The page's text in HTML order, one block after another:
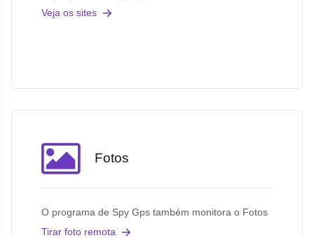
Veja os sites
Fotos
O programa de Spy Gps também monitora o Fotos
Tirar foto remota